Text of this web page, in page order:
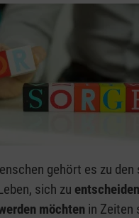
gehört es zu
sich zu
möchten in Zeiten